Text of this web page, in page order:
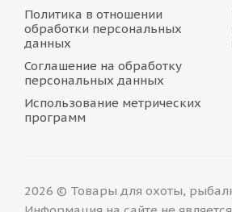
Политика в отношении
обработки персональных
данных
Соглашение на обработку
персональных данных
Использование метрических
программ
2026 © Товары для охоты,